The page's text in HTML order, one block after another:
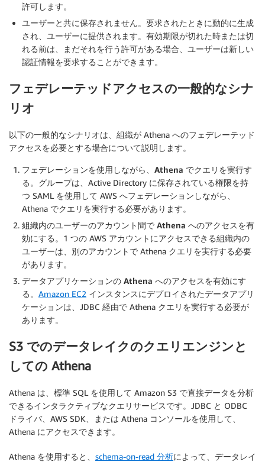
許可します。
ユーザーと共に保存されません。要求されたときに動的に生成
され、ユーザーに提供されます。有効期限が切れた時または切
れる前は、まだそれを行う許可がある場合、ユーザーは新しい
認証情報を要求することができます。
フェデレーテッドアクセスの一般的なシナ
リオ
以下の一般的なシナリオは、組織が Athena へのフェデレーテッド
アクセスを必要とする場合について説明します。
フェデレーションを使用しながら、Athena でクエリを実行す
る 。グループは、Active Directory に保存されている権限を持
つ SAML を使用して AWS へフェデレーションしながら、
Athena でクエリを実行する必要があります。
組織内のユーザーのアカウント間で Athena へのアクセスを有
効にする 。1 つの AWS アカウントにアクセスできる組織内の
ユーザーは、別のアカウントで Athena クエリを実行する必要
があります。
データアプリケーションの Athena へのアクセスを有効にす
る 。 Amazon EC2 インスタンスにデプロイされたデータアプリ
ケーションは、JDBC 経由で Athena クエリを実行する必要が
あります。
S3 でのデータレイクのクエリエンジンと
しての Athena
Athena は、標準 SQL を使用して Amazon S3 で直接データを分析
できるインタラクティブなクエリサービスです。JDBC と ODBC
ドライバ、AWS SDK、または Athena コンソールを使用して、
Athena にアクセスできます。
Athena を使用すると、 schema-on-read 分析によって、データレイ